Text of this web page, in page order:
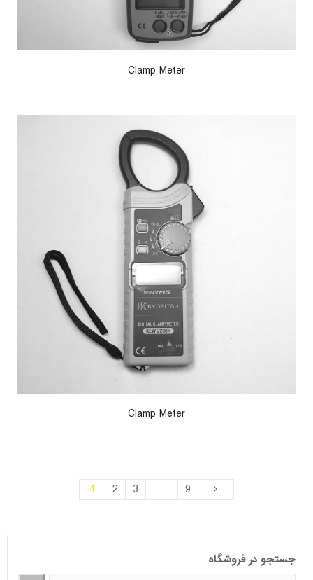
Clamp Meter
Clamp Meter
1 2 3 … 9
جستجو در فروشگاه